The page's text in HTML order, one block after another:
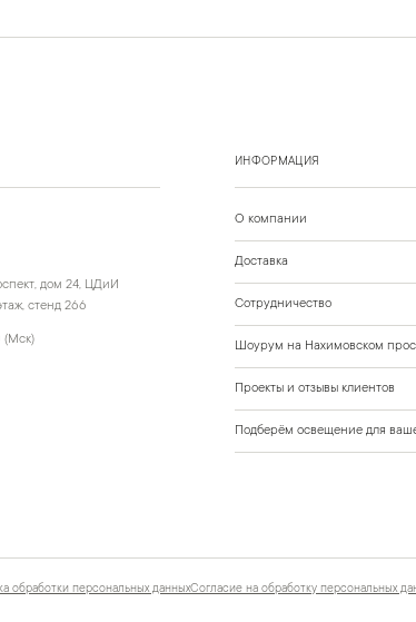
дом 24, ЦДиИ
стенд 266
(Мск)
ИНФОРМАЦИЯ
О компании
Доставка
Сотрудничество
Шоурум на Нахимовском
Проекты и отзывы клиентов
Подберём освещение для
обработки персональных данныхСогласие на обработку персональных